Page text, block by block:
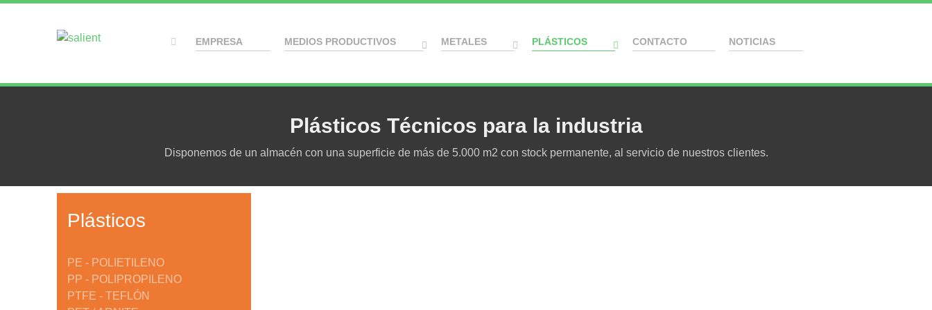
EMPRESA MEDIOS PRODUCTIVOS METALES PLÁSTICOS CONTACTO NOTICIAS
Plásticos Técnicos para la industria
Disponemos de un almacén con una superficie de más de 5.000 m2 con stock permanente, al servicio de nuestros clientes.
Plásticos
PE - POLIETILENO
PP - POLIPROPILENO
PTFE - TEFLÓN